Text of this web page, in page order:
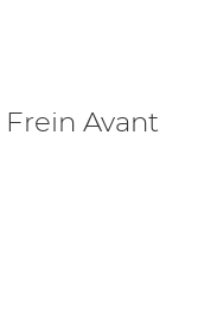
Frein Avant